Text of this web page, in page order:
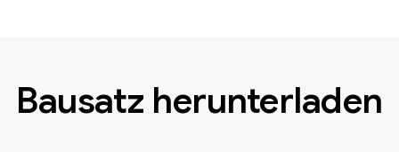
Bausatz herunterladen